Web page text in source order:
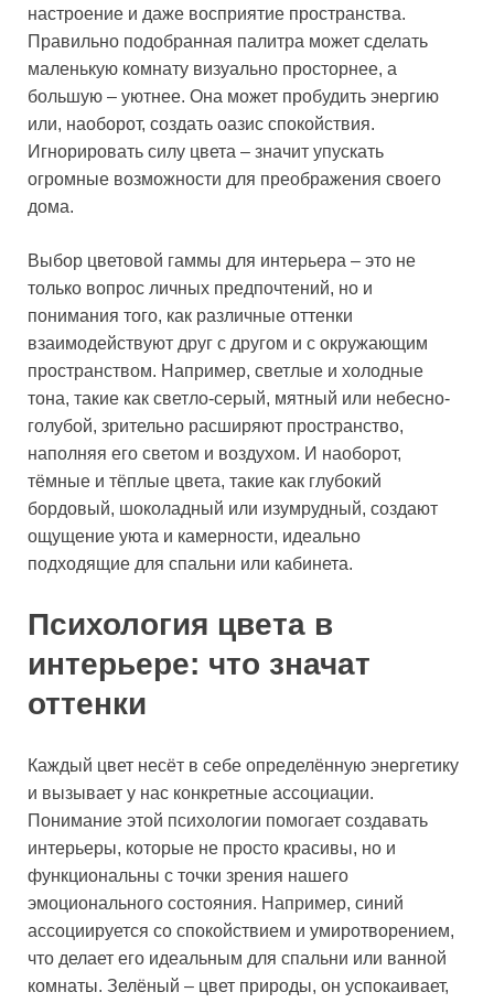
настроение и даже восприятие пространства.
Правильно подобранная палитра может сделать
маленькую комнату визуально просторнее, а
большую – уютнее. Она может пробудить энергию
или, наоборот, создать оазис спокойствия.
Игнорировать силу цвета – значит упускать
огромные возможности для преображения своего
дома.
Выбор цветовой гаммы для интерьера – это не
только вопрос личных предпочтений, но и
понимания того, как различные оттенки
взаимодействуют друг с другом и с окружающим
пространством. Например, светлые и холодные
тона, такие как светло-серый, мятный или небесно-
голубой, зрительно расширяют пространство,
наполняя его светом и воздухом. И наоборот,
тёмные и тёплые цвета, такие как глубокий
бордовый, шоколадный или изумрудный, создают
ощущение уюта и камерности, идеально
подходящие для спальни или кабинета.
Психология цвета в
интерьере: что значат
оттенки
Каждый цвет несёт в себе определённую энергетику
и вызывает у нас конкретные ассоциации.
Понимание этой психологии помогает создавать
интерьеры, которые не просто красивы, но и
функциональны с точки зрения нашего
эмоционального состояния. Например, синий
ассоциируется со спокойствием и умиротворением,
что делает его идеальным для спальни или ванной
комнаты. Зелёный – цвет природы, он успокаивает,